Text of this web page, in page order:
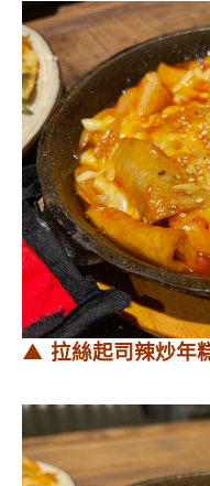
▲ 拉絲起司辣炒年